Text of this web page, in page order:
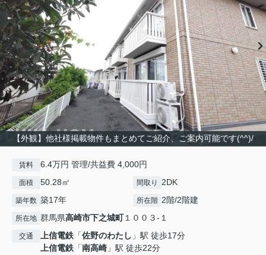
【外観】他社様掲載物件もまとめてご紹介、ご案内可能です(^^)/
賃料 6.4万円 管理/共益費 4,000円
面積 50.28㎡ 間取り 2DK
築年数 築17年 所在階 2階/2階建
所在地 群馬県高崎市下之城町１００３-１
交通 上信電鉄 「佐野のわたし 」駅 徒歩17分
上信電鉄 「南高崎 」駅 徒歩22分